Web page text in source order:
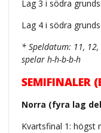
Lag 3 i södra
Lag 4 i södra
* Speldatum: 11,
spelar h-h-b-b-h
SEMIFINALER
Norra (fyra lag
Kvartsfinal 1: högst